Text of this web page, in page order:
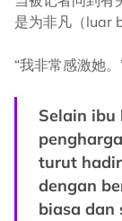
是为非凡（luar
“我非常感激她。
Selain ibu
turut
dengan
biasa dan